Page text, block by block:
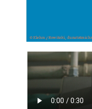
© Klehm / Nowitzki,